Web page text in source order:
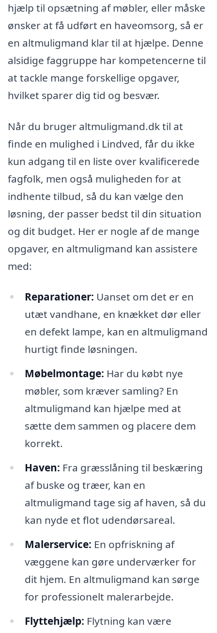
hjælp til opsætning af møbler, eller måske
ønsker at få udført en haveomsorg, så er
en altmuligmand klar til at hjælpe. Denne
alsidige faggruppe har kompetencerne til
at tackle mange forskellige opgaver,
hvilket sparer dig tid og besvær.
Når du bruger altmuligmand.dk til at
finde en mulighed i Lindved, får du ikke
kun adgang til en liste over kvalificerede
fagfolk, men også muligheden for at
indhente tilbud, så du kan vælge den
løsning, der passer bedst til din situation
og dit budget. Her er nogle af de mange
opgaver, en altmuligmand kan assistere
med:
Reparationer: Uanset om det er en
utæt vandhane, en knækket dør eller
en defekt lampe, kan en altmuligmand
hurtigt finde løsningen.
Møbelmontage: Har du købt nye
møbler, som kræver samling? En
altmuligmand kan hjælpe med at
sætte dem sammen og placere dem
korrekt.
Haven: Fra græsslåning til beskæring
af buske og træer, kan en
altmuligmand tage sig af haven, så du
kan nyde et flot udendørsareal.
Malerservice: En opfriskning af
væggene kan gøre underværker for
dit hjem. En altmuligmand kan sørge
for professionelt malerarbejde.
Flyttehjælp: Flytning kan være